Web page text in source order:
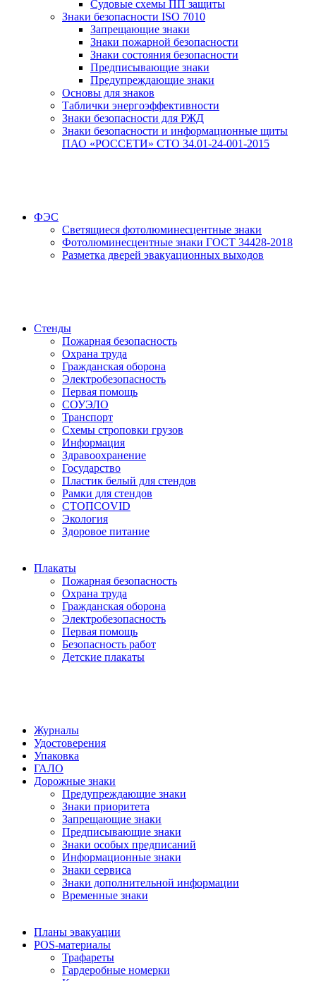
Судовые схемы ПП защиты
Знаки безопасности ISO 7010
Запрещающие знаки
Знаки пожарной безопасности
Знаки состояния безопасности
Предписывающие знаки
Предупреждающие знаки
Основы для знаков
Таблички энергоэффективности
Знаки безопасности для РЖД
Знаки безопасности и информационные щиты
ПАО «РОССЕТИ» СТО 34.01-24-001-2015
ФЭС
Светящиеся фотолюминесцентные знаки
Фотолюминесцентные знаки ГОСТ 34428-2018
Разметка дверей эвакуационных выходов
Стенды
Пожарная безопасность
Охрана труда
Гражданская оборона
Электробезопасность
Первая помощь
СОУЭЛО
Транспорт
Схемы строповки грузов
Информация
Здравоохранение
Государство
Пластик белый для стендов
Рамки для стендов
СТОПCOVID
Экология
Здоровое питание
Плакаты
Пожарная безопасность
Охрана труда
Гражданская оборона
Электробезопасность
Первая помощь
Безопасность работ
Детские плакаты
Журналы
Удостоверения
Упаковка
ГАЛО
Дорожные знаки
Предупреждающие знаки
Знаки приоритета
Запрещающие знаки
Предписывающие знаки
Знаки особых предписаний
Информационные знаки
Знаки сервиса
Знаки дополнительной информации
Временные знаки
Планы эвакуации
POS-материалы
Трафареты
Гардеробные номерки